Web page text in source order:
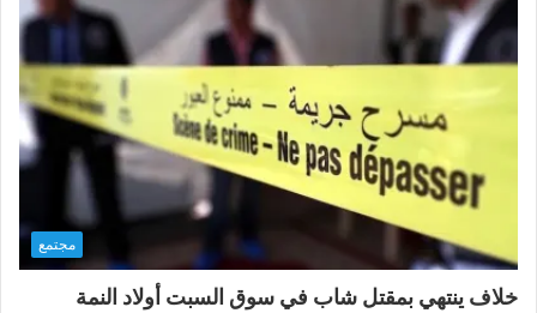
مجتمع
خلاف ينتهي بمقتل شاب في سوق السبت أولاد النمة